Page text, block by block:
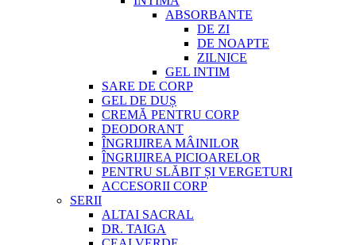
ABSORBANTE
DE ZI
DE NOAPTE
ZILNICE
GEL INTIM
SARE DE CORP
GEL DE DUȘ
CREMĂ PENTRU CORP
DEODORANT
ÎNGRIJIREA MÂINILOR
ÎNGRIJIREA PICIOARELOR
PENTRU SLĂBIT ȘI VERGETURI
ACCESORII CORP
SERII
ALTAI SACRAL
DR. TAIGA